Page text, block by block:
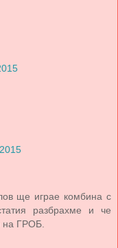
ще играе комбина с
разбрахме и че
на ГРОБ.